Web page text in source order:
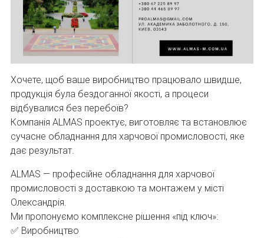
Хочете, щоб ваше виробництво працювало швидше,
продукція була бездоганної якості, а процеси
відбувалися без перебоїв?
Компанія ALMAS проектує, виготовляє та встановлює
сучасне обладнання для харчової промисловості, яке
дає результат.
ALMAS — професійне обладнання для харчової
промисловості з доставкою та монтажем у місті
Олександрія.
Ми пропонуємо комплексне рішення «під ключ»:
✅ Виробництво